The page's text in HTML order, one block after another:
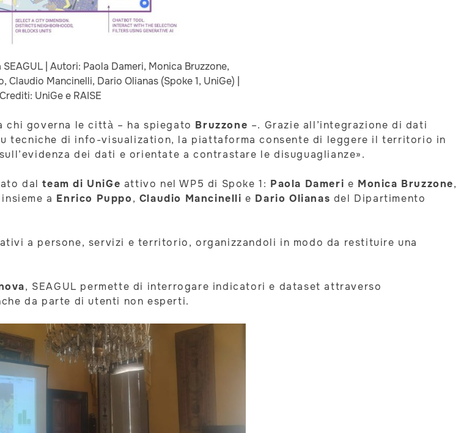
| Autori: Paola Dameri, Monica Bruzzone,
Claudio Mancinelli, Dario Olianas (Spoke 1, UniGe) |
Crediti: UniGe e RAISE
chi governa le città – ha spiegato Bruzzone –. Grazie all’integrazione di dati
tecniche di info-visualization, la piattaforma consente di leggere il territorio in
dei dati e orientate a contrastare le disuguaglianze».
dalteam di UniGe attivo nel WP5 di Spoke 1: Paola Dameri e Monica Bruzzone,
a Enrico Puppo, Claudio Mancinelli e Dario Olianas del Dipartimento
a persone, servizi e territorio, organizzandoli in modo da restituire una
, SEAGUL permette di interrogare indicatori e dataset attraverso
da parte di utenti non esperti.